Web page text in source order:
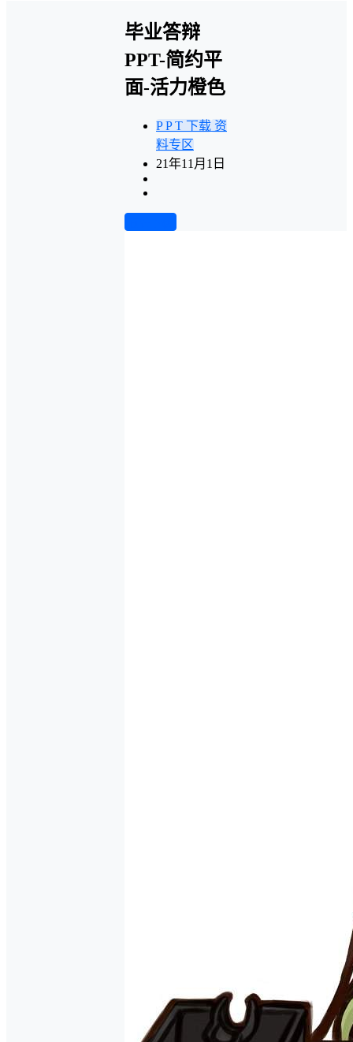
毕业答辩
PPT-简约平
面-活力橙色
P P T 下载 资
料专区
21年11月1日